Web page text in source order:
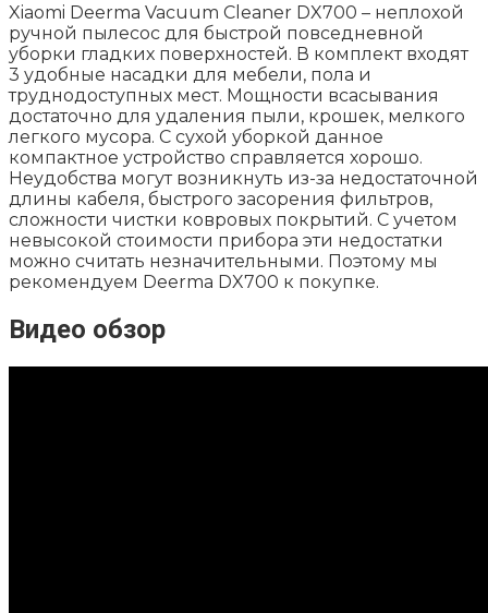
Xiaomi Deerma Vacuum Cleaner DX700 – неплохой
ручной пылесос для быстрой повседневной
уборки гладких поверхностей. В комплект входят
3 удобные насадки для мебели, пола и
труднодоступных мест. Мощности всасывания
достаточно для удаления пыли, крошек, мелкого
легкого мусора. С сухой уборкой данное
компактное устройство справляется хорошо.
Неудобства могут возникнуть из-за недостаточной
длины кабеля, быстрого засорения фильтров,
сложности чистки ковровых покрытий. С учетом
невысокой стоимости прибора эти недостатки
можно считать незначительными. Поэтому мы
рекомендуем Deerma DX700 к покупке.
Видео обзор